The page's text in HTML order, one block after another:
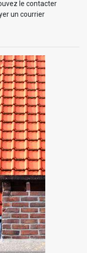
le contacter
un courrier